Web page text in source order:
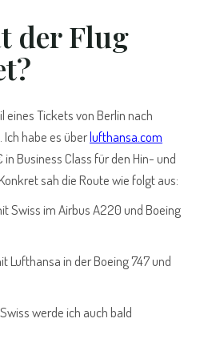
der Flug
eines Tickets von Berlin nach
habe es überlufthansa.com
Business Class für den Hin- und
sah die Route wie folgt aus:
Swiss im Airbus A220 und Boeing
Lufthansa in der Boeing 747 und
werde ich auch bald